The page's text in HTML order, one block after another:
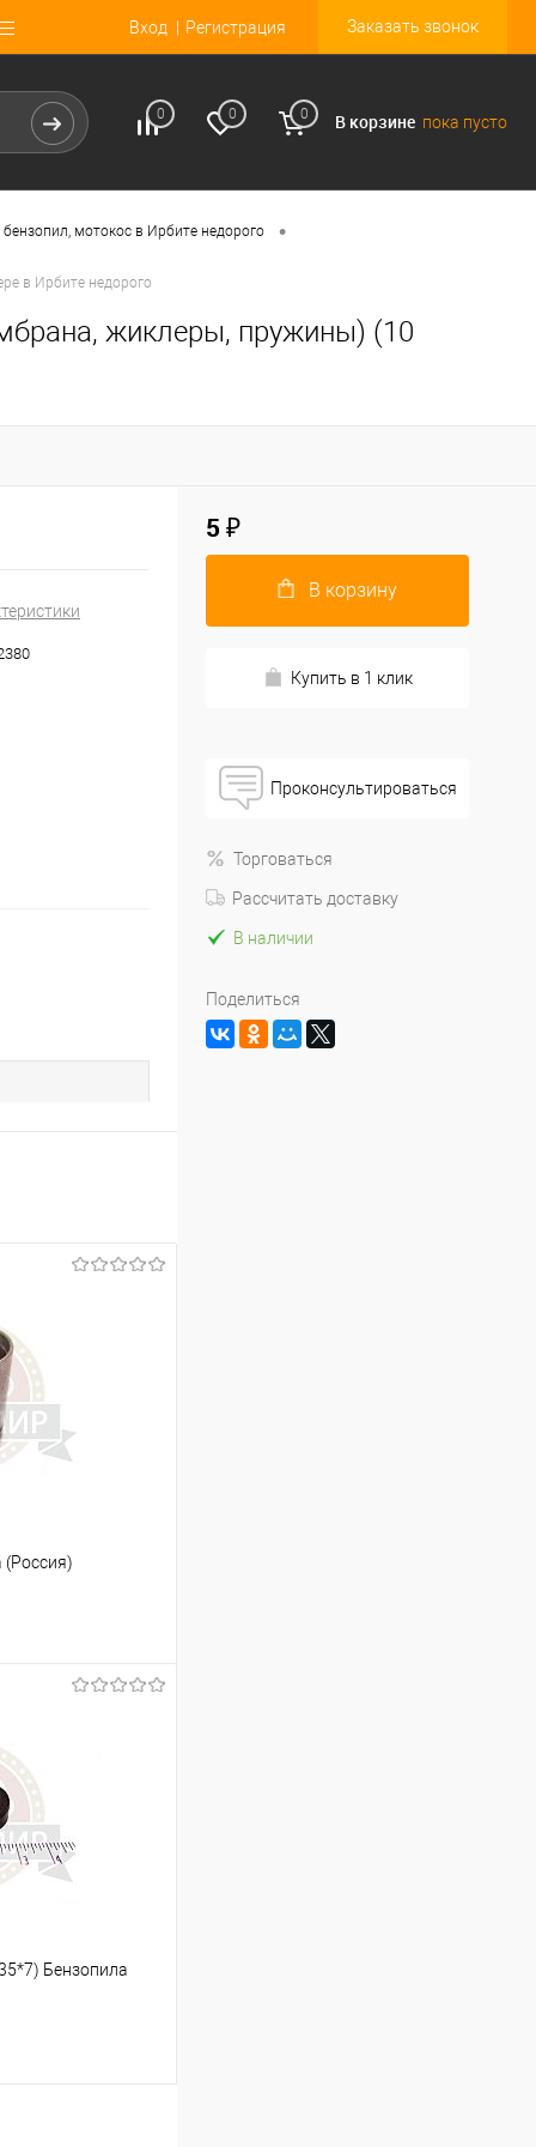
Вход Регистрация Заказать звонок
0 0 0 В корзине пока пусто
бензопил, мотокос в Ирбите недорого •
в Ирбите недорого
жиклеры, пружины) (10
К сравнению
Бензопила
5 ₽
В корзину
Купить в 1 клик
Проконсультироваться
Торговаться
Рассчитать доставку
В наличии
Поделиться